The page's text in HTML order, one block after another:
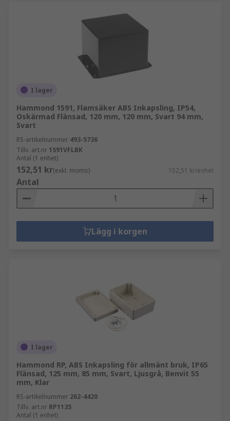
I lager
Hammond 1591, Flamsäker ABS Inkapsling, IP54,
Oskärmad Flänsad, 120 mm, 120 mm, Svart 94 mm,
Svart
RS-artikelnummer 493-5736
Tillv. art.nr 1591VFLBK
Antal (1 enhet)
152,51 kr(exkl. moms) 152,51 kr/enhet
Antal
Lägg i korgen
I lager
Hammond RP, ABS Inkapsling för allmänt bruk, IP65
Flänsad, 125 mm, 85 mm, Svart, Ljusgrå, Benvit 55
mm, Klar
RS-artikelnummer 262-4420
Tillv. art.nr RP1135
Antal (1 enhet)